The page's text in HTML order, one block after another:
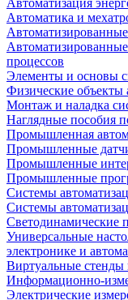
Автоматизация
Автоматика и
процессов
Элементы и основы
Физические объекты
Монтаж и наладка
Наглядные пособия
Промышленная
Промышленные
Промышленные
Промышленные
Системы
Системы
Светодинамические
Универсальные
электронике и
Виртуальные стенды
Информационно-
Электрические